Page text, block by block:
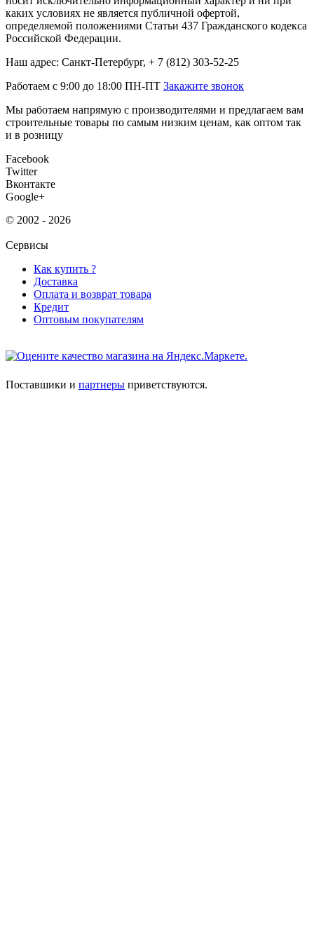
каких условиях не является публичной офертой,
определяемой положениями Статьи 437 Гражданского кодекса
Российской Федерации.
Наш адрес: Санкт-Петербург, + 7 (812) 303-52-25
Работаем с 9:00 до 18:00 ПН-ПТ Закажите звонок
Мы работаем напрямую с производителями и предлагаем вам
строительные товары по самым низким ценам, как оптом так
и в розницу
Facebook
Twitter
Вконтакте
Google+
© 2002 - 2026
Сервисы
Как купить ?
Доставка
Оплата и возврат товара
Кредит
Оптовым покупателям
Поставшики и партнеры приветствуются.